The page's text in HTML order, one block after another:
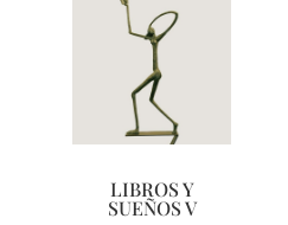
LIBROS Y
SUEÑOS V